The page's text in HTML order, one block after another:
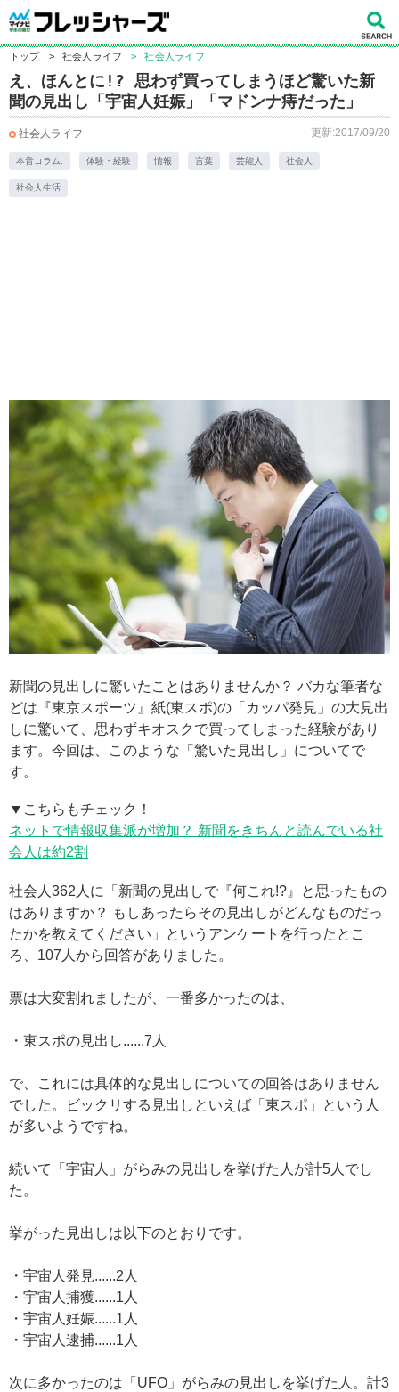
トップ > 社会人ライフ > 社会人ライフ
え、ほんとに!? 思わず買ってしまうほど驚いた新
聞の見出し「宇宙人妊娠」「マドンナ痔だった」
社会人ライフ 更新:2017/09/20
本音コラム. 体験・経験 情報 言葉 芸能人 社会人
社会人生活
新聞の見出しに驚いたことはありませんか？ バカな筆者な
どは『東京スポーツ』紙(東スポ)の「カッパ発見」の大見出
しに驚いて、思わずキオスクで買ってしまった経験があり
ます。今回は、このような「驚いた見出し」についてで
す。
▼こちらもチェック！
ネットで情報収集派が増加？ 新聞をきちんと読んでいる社
会人は約2割
社会人362人に「新聞の見出しで『何これ!?』と思ったもの
はありますか？ もしあったらその見出しがどんなものだっ
たかを教えてください」というアンケートを行ったとこ
ろ、107人から回答がありました。
票は大変割れましたが、一番多かったのは、
・東スポの見出し......7人
で、これには具体的な見出しについての回答はありません
でした。ビックリする見出しといえば「東スポ」という人
が多いようですね。
続いて「宇宙人」がらみの見出しを挙げた人が計5人でし
た。
挙がった見出しは以下のとおりです。
・宇宙人発見......2人
・宇宙人捕獲......1人
・宇宙人妊娠......1人
・宇宙人逮捕......1人
次に多かったのは「UFO」がらみの見出しを挙げた人。計3